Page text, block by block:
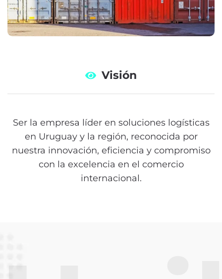
Visión
Ser la empresa líder en soluciones logísticas
en Uruguay y la región, reconocida por
nuestra innovación, eficiencia y compromiso
con la excelencia en el comercio
internacional.